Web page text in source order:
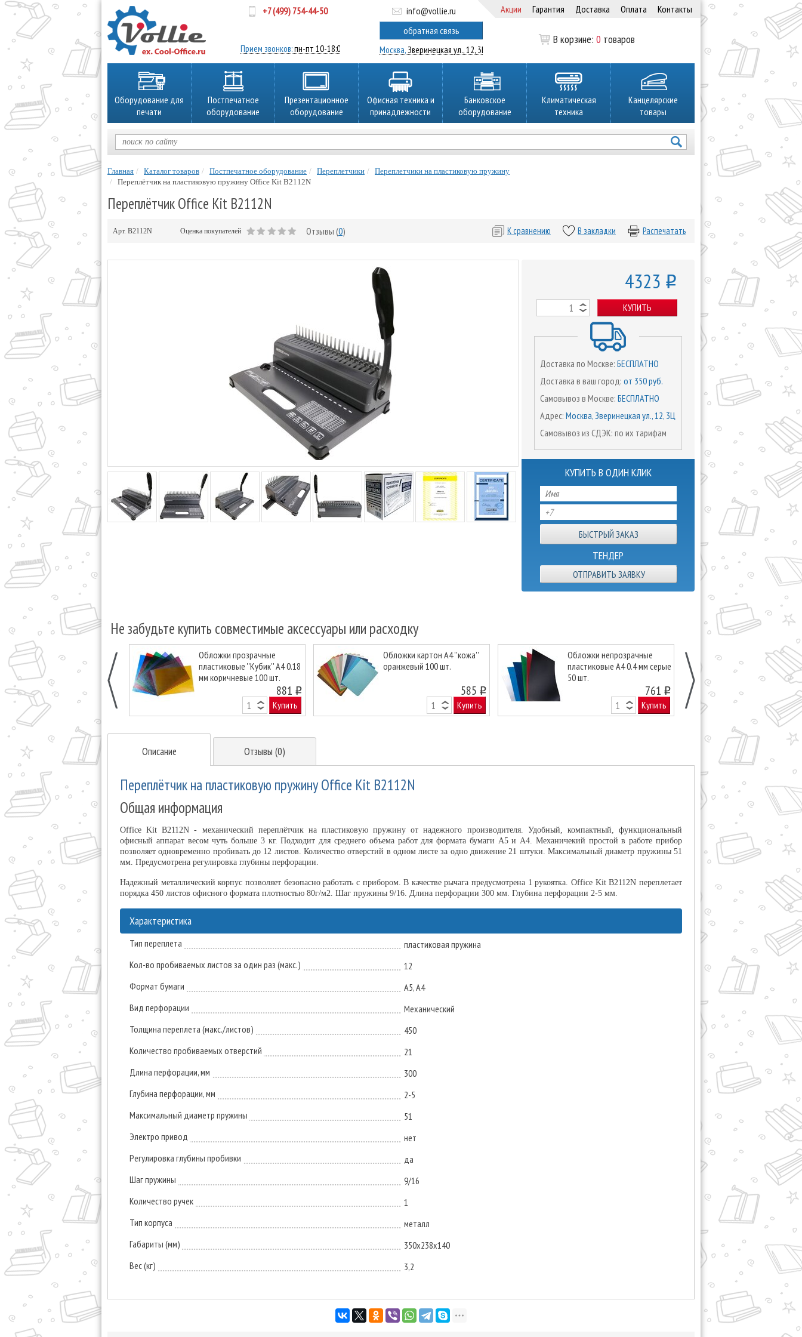
+7 (499) 754-44-50
Прием звонков:пн-пт 10-18:00
info@vollie.ru
обратная связь
Москва,Зверинецкая ул., 12, 3Ц
Акции Гарантия Доставка Оплата Контакты
В корзине:0 товаров
Оборудование для
печати
Постпечатное
оборудование
Презентационное
оборудование
Офисная техника и
принадлежности
Банковское
оборудование
Климатическая
техника
Канцелярские
товары
Главная Каталог товаров Постпечатное оборудование Переплетчики
Переплетчики на пластиковую пружину
Переплётчик на пластиковую пружину Office Kit B2112N
Переплётчик Office Kit B2112N
Арт. B2112N Оценка покупателей Отзывы (0) Распечатать
В закладки
К сравнению
4323 o
КУПИТЬ
Доставка по Москве: БЕСПЛАТНО
Доставка в ваш город: от 350 руб.
Самовывоз в Москве: БЕСПЛАТНО
Адрес: Москва, Зверинецкая ул., 12, 3Ц
Самовывоз из СДЭК: по их тарифам
КУПИТЬ В ОДИН КЛИК
ТЕНДЕР
ОТПРАВИТЬ ЗАЯВКУ
Не забудьте купить совместимые аксессуары или расходку
Обложки прозрачные
пластиковые ''Кубик'' А4 0.18
мм коричневые 100 шт.
881 o
Купить
Обложки картон А4 ''кожа''
оранжевый 100 шт.
585 o
Купить
Обложки непрозрачные
пластиковые А4 0.4 мм серые
50 шт.
761 o
Купить
Обложки
желтые 50 шт.
Описание Отзывы (0)
Переплётчик на пластиковую пружину Office Kit B2112N
Общая информация
Office Kit B2112N - механический переплётчик на пластиковую пружину от надежного производителя. Удобный, компактный, функциональный
офисный аппарат весом чуть больше 3 кг. Подходит для среднего объема работ для формата бумаги А5 и А4. Механичекий простой в работе прибор
позволяет одновременно пробивать до 12 листов. Количество отверстий в одном листе за одно движение 21 штуки. Максимальный диаметр пружины 51
мм. Предусмотрена регулировка глубины перфорации.
Надежный металлический корпус позволяет безопасно работать с прибором. В качестве рычага предусмотрена 1 рукоятка. Office Kit B2112N переплетает
порядка 450 листов офисного формата плотностью 80г/м2. Шаг пружины 9/16. Длина перфорации 300 мм. Глубина перфорации 2-5 мм.
Характеристика
Тип переплета
пластиковая пружина
Кол-во пробиваемых листов за один раз (макс.)
12
Формат бумаги
А5, А4
Вид перфорации
Механический
Толщина переплета (макс./листов)
450
Количество пробиваемых отверстий
21
Длина перфорации, мм
300
Глубина перфорации, мм
2-5
Максимальный диаметр пружины
51
Электро привод
нет
Регулировка глубины пробивки
да
Шаг пружины
9/16
Количество ручек
1
Тип корпуса
металл
Габариты (мм)
350х238х140
Вес (кг)
3,2